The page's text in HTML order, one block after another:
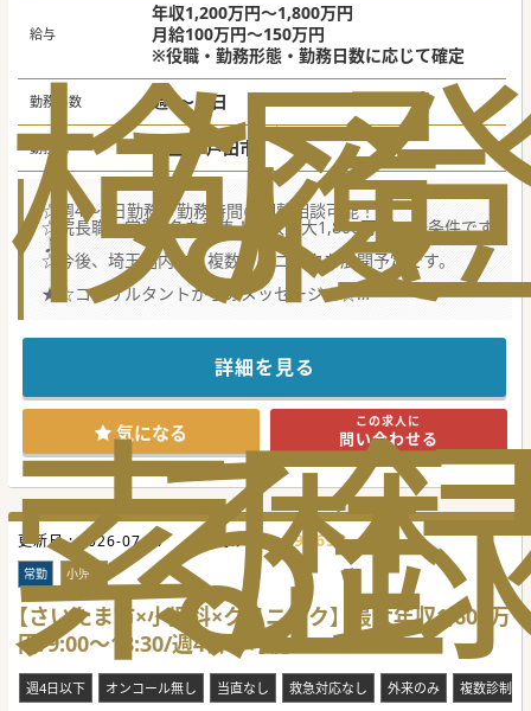
検
索
な
る
履
歴
給与
年収1,200万円～1,800万円
月給100万円～150万円
※役職・勤務形態・勤務日数に応じて確定
勤務日数 週4～５日
勤務地 埼玉県 戸田市
☆週4～5日勤務！勤務時間の調整相談可能！
☆院長職、常勤2名を募集！年収最大1,800万円で好条件です
♪
☆今後、埼玉圏内にて複数クリニックを展開予定です。
★☆コンサルタントからのメッセージ★☆
埼玉県を中心に展開を予定している法人から新規サテライト
院長募集、常勤医と2名の採用を予定しており、
本院から30分程度の距離での開院のため、連携も抜群です。
非常勤からの勤務もご相談可能でございますので
まずはお問い合わせください♪
#秋入職可
詳細を見る
気になる この求人に
問い合わせる
更新日 :2026-07-27 医師求人ID :595699
常勤 小児科
【さいたま市×小児科×クリニック】最大年収1,600万
円/9:00～18:30/週4日も可能！
週4日以下 オンコール無し 当直なし 救急対応なし 外来のみ 複数診制